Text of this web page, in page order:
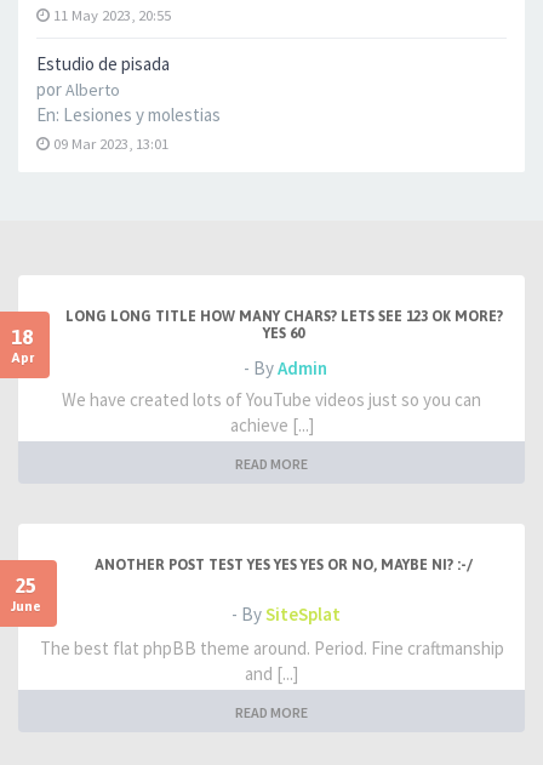
11 May 2023, 20:55
Estudio de pisada
porAlberto
En: Lesiones y molestias
09 Mar 2023, 13:01
18
Apr
LONG LONG TITLE HOW MANY CHARS? LETS SEE 123 OK MORE?
YES 60
- ByAdmin
We have created lots of YouTube videos just so you can
achieve [...]
READ MORE
25
June
ANOTHER POST TEST YES YES YES OR NO, MAYBE NI? :-/
- BySiteSplat
The best flat phpBB theme around. Period. Fine craftmanship
and [...]
READ MORE